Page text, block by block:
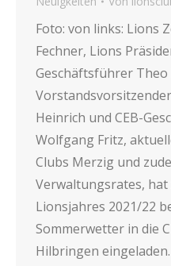
Foto: von links: Lions
Fechner, Lions
Geschäftsführer Theo
Heinrich und CEB-
Wolfgang Fritz,
Clubs Merzig und
Verwaltungsrates, hat
Lionsjahres 2021/22
Sommerwetter in die
Hilbringen